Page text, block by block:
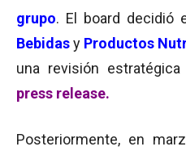
grupo. El board decidió
Bebidasy Productos
una revisión
press release.
Posteriormente, en